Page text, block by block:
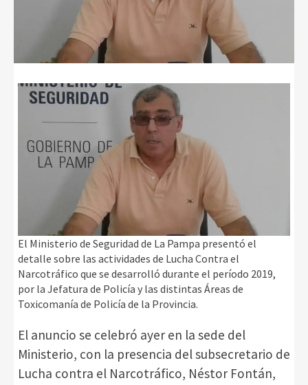
El Ministerio de Seguridad de La Pampa presentó el
detalle sobre las actividades de Lucha Contra el
Narcotráfico que se desarrolló durante el período 2019,
por la Jefatura de Policía y las distintas Áreas de
Toxicomanía de Policía de la Provincia.
El anuncio se celebró ayer en la sede del
Ministerio, con la presencia del subsecretario de
Lucha contra el Narcotráfico, Néstor Fontán,